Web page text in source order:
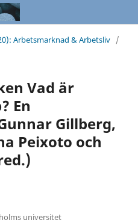
Arbetsmarknad & Arbetsliv /
Vad är
En
Gillberg,
Peixoto och
universitet